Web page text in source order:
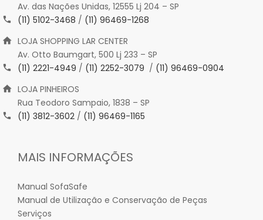
Av. das Nações Unidas, 12555 Lj 204 – SP
(11) 5102-3468 / (11) 96469-1268
LOJA SHOPPING LAR CENTER
Av. Otto Baumgart, 500 Lj 233 – SP
(11) 2221-4949 / (11) 2252-3079 / (11) 96469-0904
LOJA PINHEIROS
Rua Teodoro Sampaio, 1838 – SP
(11) 3812-3602 / (11) 96469-1165
MAIS INFORMAÇÕES
Manual SofaSafe
Manual de Utilização e Conservação de Peças
Serviços